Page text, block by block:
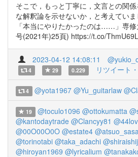
そこで，もっと丁寧に，文言との関
な解釈論を示せないか，と考えてい
「本当にやりたかったのは……」専
号(2021年)25頁) https://t.co/
2023-04-12 14:08:11
4 29 0.229 リツイート
4 @yota1967 @Yu_guitarlaw
19 @toculo1096 @ottokumatta
@kantodaytrade @Clancyy81
@00O00O0O @estate4
@torinotabi @taka_adachi
@hiroyan1969 @lyricalium